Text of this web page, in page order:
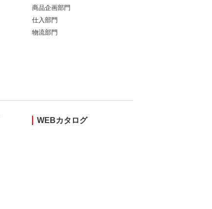
商品企画部門
仕入部門
物流部門
WEBカタログ